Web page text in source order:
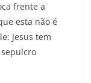
frente a
esta não é
Jesus tem